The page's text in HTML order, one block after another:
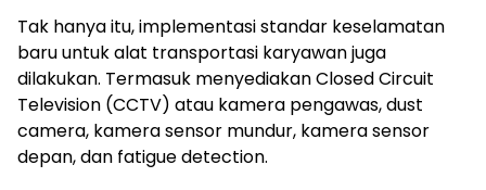
Tak hanya itu, implementasi standar keselamatan
baru untuk alat transportasi karyawan juga
dilakukan. Termasuk menyediakan Closed Circuit
Television (CCTV) atau kamera pengawas, dust
camera, kamera sensor mundur, kamera sensor
depan, dan fatigue detection.